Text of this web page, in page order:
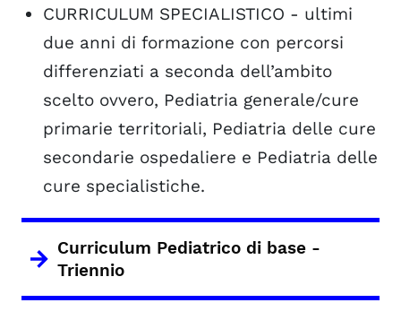
CURRICULUM SPECIALISTICO - ultimi
due anni di formazione con percorsi
differenziati a seconda dell’ambito
scelto ovvero, Pediatria generale/cure
primarie territoriali, Pediatria delle cure
secondarie ospedaliere e Pediatria delle
cure specialistiche.
Curriculum Pediatrico di base -
Triennio